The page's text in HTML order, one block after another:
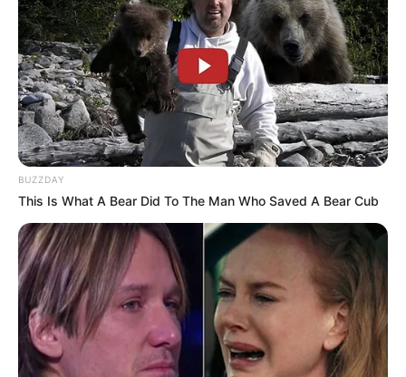
BUZZDAY
This Is What A Bear Did To The Man Who Saved A Bear Cub